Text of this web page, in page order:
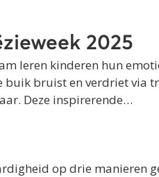
2025
leren kinderen hun
bruist en verdriet via
Deze inspirerende…
op drie manieren